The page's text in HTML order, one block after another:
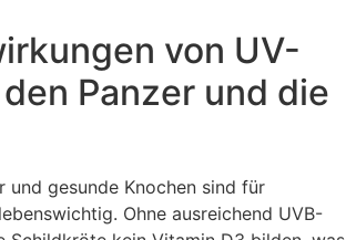
von UV-
Panzer und die
und gesunde Knochen sind für
Ohne ausreichend UVB-